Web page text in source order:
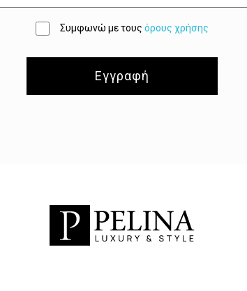
Συμφωνώ με τους όρους χρήσης
Εγγραφή